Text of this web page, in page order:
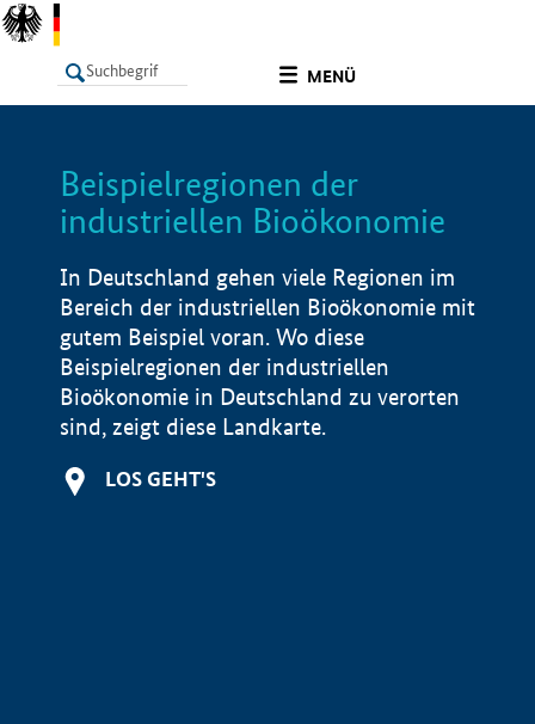
MENÜ
LISTE
Beispielregionen der
industriellen Bioökonomie
In Deutschland gehen viele Regionen im
Bereich der industriellen Bioökonomie mit
gutem Beispiel voran. Wo diese
Beispielregionen der industriellen
Bioökonomie in Deutschland zu verorten
sind, zeigt diese Landkarte.
LOS GEHT'S